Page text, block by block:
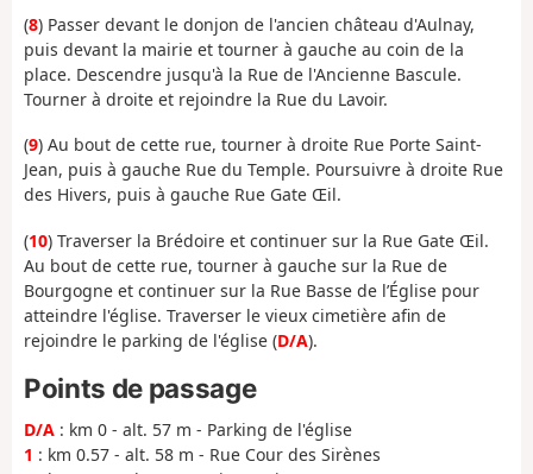
(8) Passer devant le donjon de l'ancien château d'Aulnay,
puis devant la mairie et tourner à gauche au coin de la
place. Descendre jusqu'à la Rue de l'Ancienne Bascule.
Tourner à droite et rejoindre la Rue du Lavoir.
(9) Au bout de cette rue, tourner à droite Rue Porte Saint-
Jean, puis à gauche Rue du Temple. Poursuivre à droite Rue
des Hivers, puis à gauche Rue Gate Œil.
(10) Traverser la Brédoire et continuer sur la Rue Gate Œil.
Au bout de cette rue, tourner à gauche sur la Rue de
Bourgogne et continuer sur la Rue Basse de l’Église pour
atteindre l'église. Traverser le vieux cimetière afin de
rejoindre le parking de l'église (D/A).
Points de passage
D/A : km 0 - alt. 57 m - Parking de l'église
1 : km 0.57 - alt. 58 m - Rue Cour des Sirènes